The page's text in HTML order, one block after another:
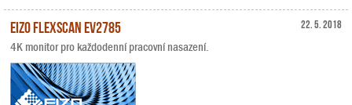
22. 5. 2018
EIZO FlexScan EV2785
4K monitor pro každodenní pracovní nasazení.